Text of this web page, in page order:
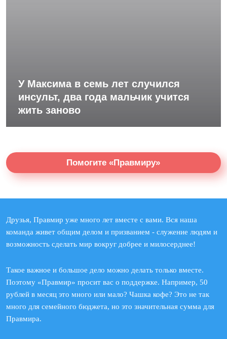
У Максима в семь лет случился
инсульт, два года мальчик учится
жить заново
Помогите «Правмиру»
Друзья, Правмир уже много лет вместе с вами. Вся наша
команда живет общим делом и призванием - служение людям и
возможность сделать мир вокруг добрее и милосерднее!
Такое важное и большое дело можно делать только вместе.
Поэтому «Правмир» просит вас о поддержке. Например, 50
рублей в месяц это много или мало? Чашка кофе? Это не так
много для семейного бюджета, но это значительная сумма для
Правмира.